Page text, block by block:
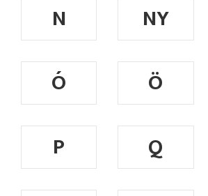
N
NY
Ó
Ö
P
Q